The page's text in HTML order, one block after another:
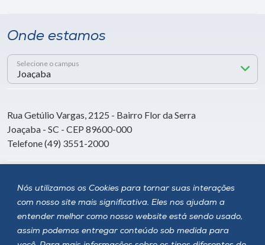
Nós utilizamos os Cookies para tornar suas interações
com nosso site mais significativa. Eles nos ajudam a
entender melhor como nosso website está sendo usado,
assim podemos entregar conteúdo sob medida para
Onde estamos
Selecione o campus
Rua Getúlio Vargas, 2125 - Bairro Flor da Serra
Joaçaba - SC - CEP 89600-000
Telefone (49) 3551-2000
Siga a Unoesc